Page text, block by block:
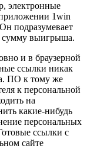
электронные
1win
подразумевает
сумму выигрыша.
и в браузерной
ссылки никак
ПО к тому же
к персональной
на
какие-нибудь
персональных
ссылки с
сайте